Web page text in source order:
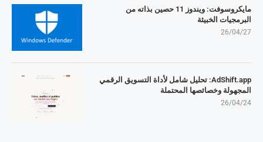
مايكروسوفت: ويندوز 11 حصين بذاته من
البرمجيات الخبيثة
26/04/27
AdShift.app: تحليل شامل لأداة التسويق الرقمي
المجهولة وخصائصها المحتملة
26/04/24